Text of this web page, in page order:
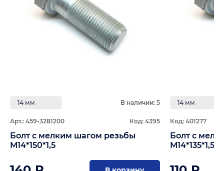
14 мм В наличии: 5
Арт.: 459-3281200 Код: 4395
Болт с мелким шагом резьбы
М14*150*1,5
14 мм
Код: 401277
Болт с
М14*135*1,5